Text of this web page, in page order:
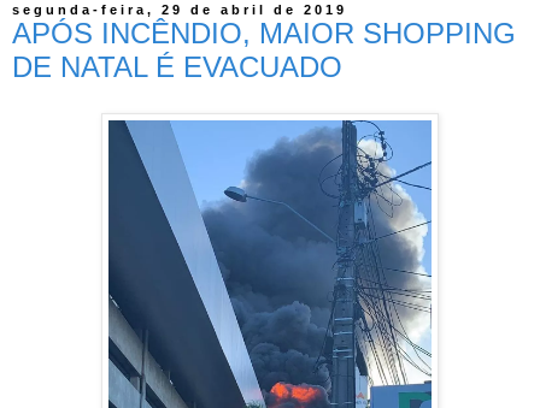
segunda-feira, 29 de abril de 2019
APÓS INCÊNDIO, MAIOR SHOPPING
DE NATAL É EVACUADO